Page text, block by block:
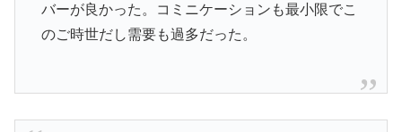
バーが良かった。コミニケーションも最小限でこ
のご時世だし需要も過多だった。